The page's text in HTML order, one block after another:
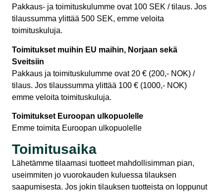
Pakkaus- ja toimituskulumme ovat 100 SEK / tilaus. Jos
tilaussumma ylittää 500 SEK, emme veloita
toimituskuluja.
Toimitukset muihin EU maihin, Norjaan sekä
Sveitsiin
Pakkaus ja toimituskulumme ovat 20 € (200,- NOK) /
tilaus. Jos tilaussumma ylittää 100 € (1000,- NOK)
emme veloita toimituskuluja.
Toimitukset Euroopan ulkopuolelle
Emme toimita Euroopan ulkopuolelle
Toimitusaika
Lähetämme tilaamasi tuotteet mahdollisimman pian,
useimmiten jo vuorokauden kuluessa tilauksen
saapumisesta. Jos jokin tilauksen tuotteista on loppunut